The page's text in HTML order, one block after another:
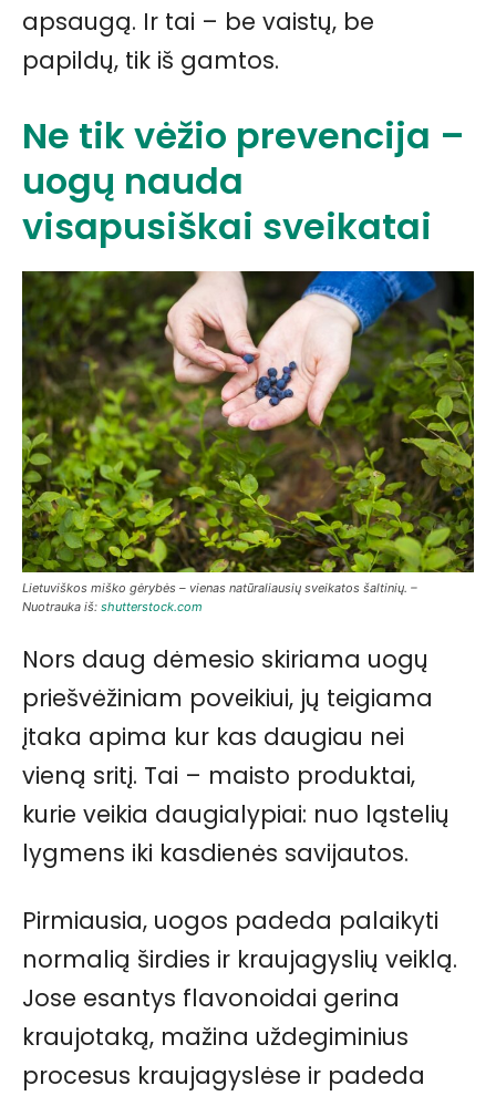
apsaugą. Ir tai – be vaistų, be
papildų, tik iš gamtos.
Ne tik vėžio prevencija –
uogų nauda
visapusiškai sveikatai
Lietuviškos miško gėrybės – vienas natūraliausių sveikatos šaltinių. –
Nuotrauka iš: shutterstock.com
Nors daug dėmesio skiriama uogų
priešvėžiniam poveikiui, jų teigiama
įtaka apima kur kas daugiau nei
vieną sritį. Tai – maisto produktai,
kurie veikia daugialypiai: nuo ląstelių
lygmens iki kasdienės savijautos.
Pirmiausia, uogos padeda palaikyti
normalią širdies ir kraujagyslių veiklą.
Jose esantys flavonoidai gerina
kraujotaką, mažina uždegiminius
procesus kraujagyslėse ir padeda